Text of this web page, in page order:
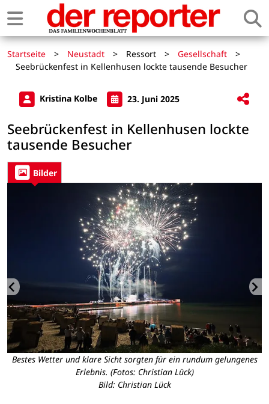
Startseite > Neustadt > Ressort > Gesellschaft
>
Seebrückenfest in Kellenhusen lockte tausende Besucher
Kristina Kolbe 23. Juni 2025
Seebrückenfest in Kellenhusen lockte
tausende Besucher
Bilder
Bestes Wetter und klare Sicht sorgten für ein rundum gelungenes
Erlebnis. (Fotos: Christian Lück)
Bild: Christian Lück